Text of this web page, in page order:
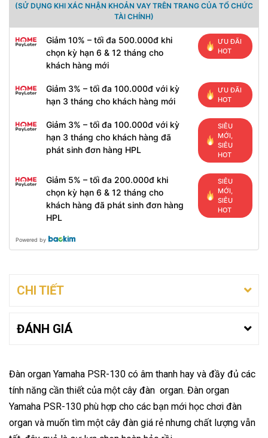
(SỬ DỤNG KHI XÁC NHẬN KHOẢN VAY TRÊN TRANG CỦA TỔ CHỨC
TÀI CHÍNH)
Giảm 10% – tối đa 500.000đ khi
chọn kỳ hạn 6 & 12 tháng cho
khách hàng mới
ƯU ĐÃI
HOT
Giảm 3% – tối đa 100.000đ với kỳ
hạn 3 tháng cho khách hàng mới
ƯU ĐÃI
HOT
Giảm 3% – tối đa 100.000đ với kỳ
hạn 3 tháng cho khách hàng đã
phát sinh đơn hàng HPL
SIÊU
MỚI,
SIÊU
HOT
Giảm 5% – tối đa 200.000đ khi
chọn kỳ hạn 6 & 12 tháng cho
khách hàng đã phát sinh đơn hàng
HPL
SIÊU
MỚI,
SIÊU
HOT
Powered by
CHI TIẾT
ĐÁNH GIÁ
Đàn organ Yamaha PSR-130 có âm thanh hay và đầy đủ các
tính năng cần thiết của một cây đàn organ. Đàn organ
Yamaha PSR-130 phù hợp cho các bạn mới học chơi đàn
organ và muốn tìm một cây đàn giá rẻ nhưng chất lượng vẫn